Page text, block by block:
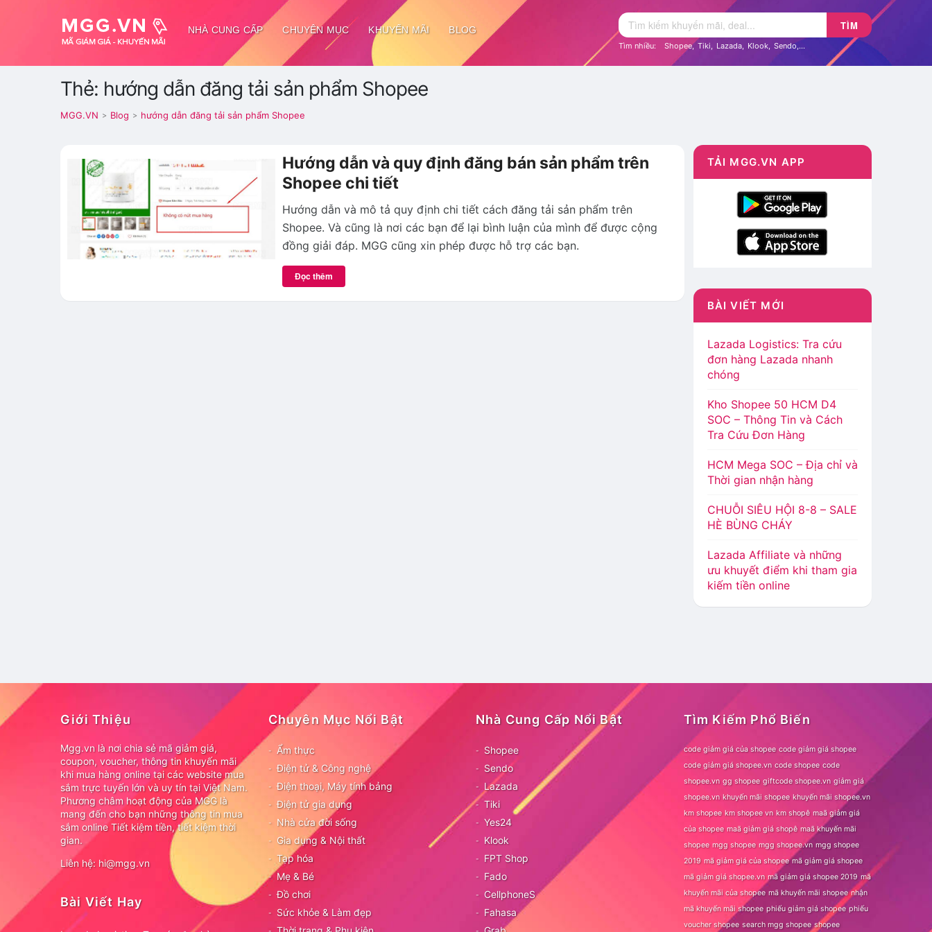
NHÀ CUNG CẤP CHUYÊN MỤC KHUYẾN MÃI BLOG TÌM
Tìm nhiều: Shopee, Tiki, Lazada, Klook, Sendo,...
Thẻ: hướng dẫn đăng tải sản phẩm Shopee
MGG.VN > Blog > hướng dẫn đăng tải sản phẩm Shopee
Hướng dẫn và quy định đăng bán sản phẩm trên
Shopee chi tiết
Hướng dẫn và mô tả quy định chi tiết cách đăng tải sản phẩm trên
Shopee. Và cũng là nơi các bạn để lại bình luận của mình để được cộng
đồng giải đáp. MGG cũng xin phép được hỗ trợ các bạn.
Đọc thêm
TẢI MGG.VN APP
BÀI VIẾT MỚI
Lazada Logistics: Tra cứu
đơn hàng Lazada nhanh
chóng
Kho Shopee 50 HCM D4
SOC – Thông Tin và Cách
Tra Cứu Đơn Hàng
HCM Mega SOC – Địa chỉ và
Thời gian nhận hàng
CHUỖI SIÊU HỘI 8-8 – SALE
HÈ BÙNG CHÁY
Lazada Affiliate và những
ưu khuyết điểm khi tham gia
kiếm tiền online
Giới Thiệu
Mgg.vn là nơi chia sẻ mã giảm giá,
coupon, voucher, thông tin khuyến mãi
khi mua hàng online tại các website mua
sắm trực tuyến lớn và uy tín tại Việt Nam.
Phương châm hoạt động của MGG là
mang đến cho bạn những thông tin mua
sắm online Tiết kiệm tiền, tiết kiệm thời
gian.
Liên hệ: hi@mgg.vn
Bài Viết Hay
Chuyên Mục Nổi Bật
Ẩm thực
Điện tử & Công nghệ
Điện thoại, Máy tính bảng
Điện tử gia dụng
Nhà cửa đời sống
Gia dụng & Nội thất
Tạp hóa
Mẹ & Bé
Đồ chơi
Sức khỏe & Làm đẹp
Nhà Cung Cấp Nổi Bật
Shopee
Sendo
Lazada
Tiki
Yes24
Klook
FPT Shop
Fado
CellphoneS
Fahasa
Tìm Kiếm Phổ Biến
code giảm giá của shopee code giảm giá shopee
code giảm giá shopee.vn code shopee code
shopee.vn gg shopee giftcode shopee.vn giảm giá
shopee.vn khuyến mãi shopee khuyến mãi shopee.vn
km shopee km shopee vn km shopê maã giảm giá
của shopee maã giảm giá shopê maã khuyến mãi
shopee mgg shopee mgg shopee.vn mgg shopee
2019 mã giảm giá của shopee mã giảm giá shopee
mã giảm giá shopee.vn mã giảm giá shopee 2019 mã
khuyến mãi của shopee mã khuyến mãi shopee nhận
mã khuyến mãi shopee phiếu giảm giá shopee phiếu
voucher shopee search mgg shopee shopee